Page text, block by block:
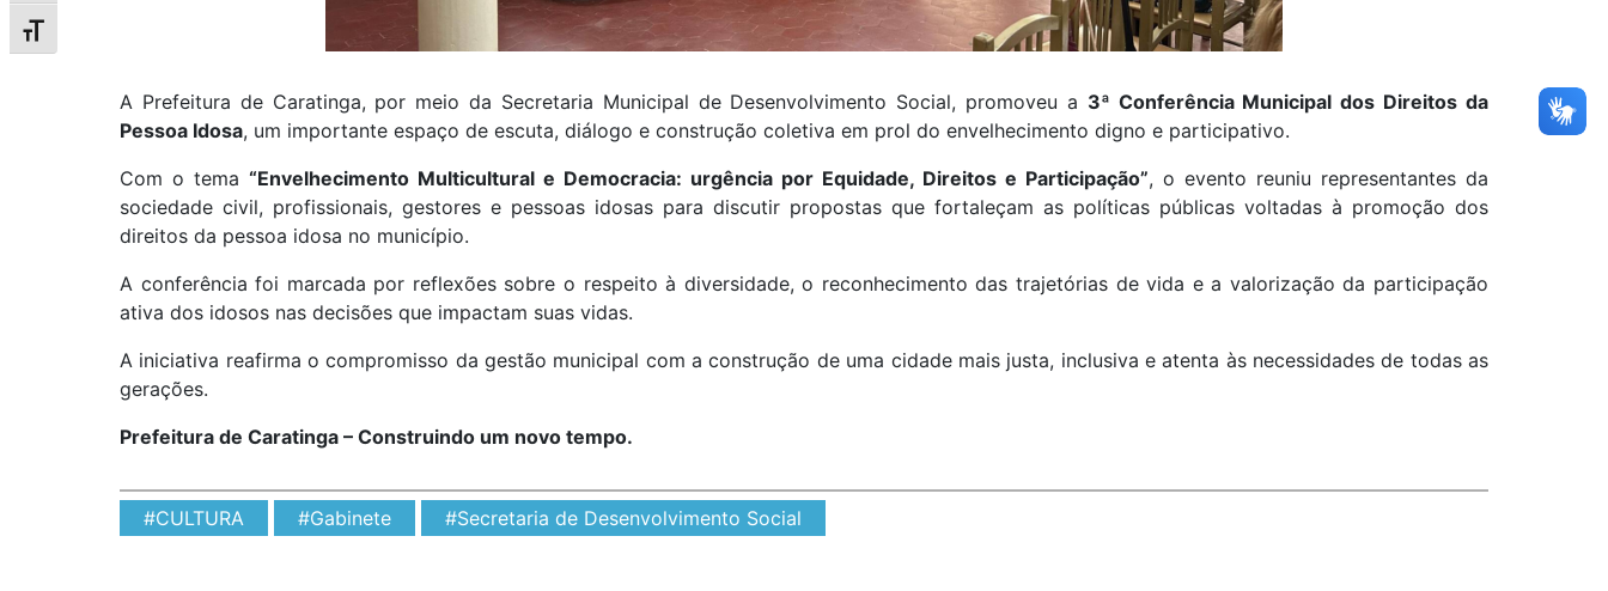
Alternar tamanho da fonte
A Prefeitura de Caratinga, por meio da Secretaria Municipal de Desenvolvimento Social, promoveu a 3ª Conferência Municipal dos Direitos da
Pessoa Idosa, um importante espaço de escuta, diálogo e construção coletiva em prol do envelhecimento digno e participativo.
Com o tema “Envelhecimento Multicultural e Democracia: urgência por Equidade, Direitos e Participação”, o evento reuniu representantes da
sociedade civil, profissionais, gestores e pessoas idosas para discutir propostas que fortaleçam as políticas públicas voltadas à promoção dos
direitos da pessoa idosa no município.
A conferência foi marcada por reflexões sobre o respeito à diversidade, o reconhecimento das trajetórias de vida e a valorização da participação
ativa dos idosos nas decisões que impactam suas vidas.
A iniciativa reafirma o compromisso da gestão municipal com a construção de uma cidade mais justa, inclusiva e atenta às necessidades de todas as
gerações.
Prefeitura de Caratinga – Construindo um novo tempo.
#CULTURA #Gabinete #Secretaria de Desenvolvimento Social